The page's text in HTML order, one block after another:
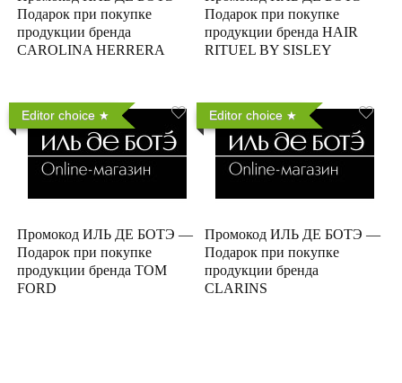
Подарок при покупке
продукции бренда
CAROLINA HERRERA
Подарок при покупке
продукции бренда HAIR
RITUEL BY SISLEY
Editor choice
Промокод ИЛЬ ДЕ БОТЭ —
Подарок при покупке
продукции бренда TOM
FORD
Editor choice
Промокод ИЛЬ ДЕ БОТЭ —
Подарок при покупке
продукции бренда
CLARINS